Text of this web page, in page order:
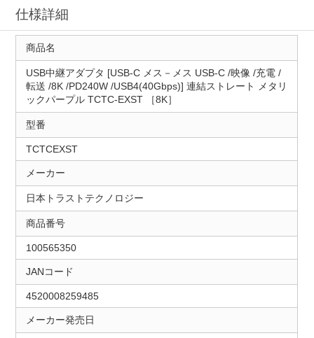
仕様詳細
商品名
USB中継アダプタ [USB-C メス－メス USB-C /映像 /充電 /
転送 /8K /PD240W /USB4(40Gbps)] 連結ストレート メタリ
ックパープル TCTC-EXST ［8K］
型番
TCTCEXST
メーカー
日本トラストテクノロジー
商品番号
100565350
JANコード
4520008259485
メーカー発売日